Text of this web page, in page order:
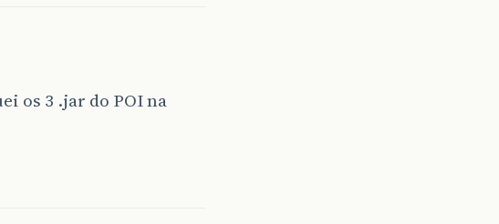
os 3 .jar do POI na